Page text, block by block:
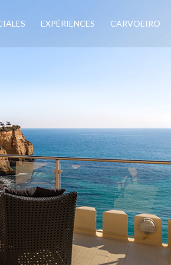
EXPÉRIENCES CARVOEIRO